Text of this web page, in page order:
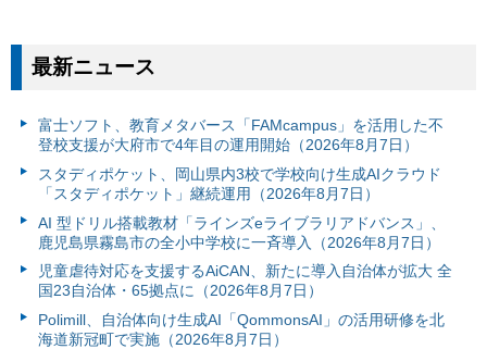
最新ニュース
富⼠ソフト、教育メタバース「FAMcampus」を活用した不
登校支援が大府市で4年目の運用開始（2026年8月7日）
スタディポケット、岡山県内3校で学校向け生成AIクラウド
「スタディポケット」継続運用（2026年8月7日）
AI 型ドリル搭載教材「ラインズeライブラリアドバンス」、
鹿児島県霧島市の全小中学校に一斉導入（2026年8月7日）
児童虐待対応を支援するAiCAN、新たに導入自治体が拡大 全
国23自治体・65拠点に（2026年8月7日）
Polimill、自治体向け生成AI「QommonsAI」の活用研修を北
海道新冠町で実施（2026年8月7日）